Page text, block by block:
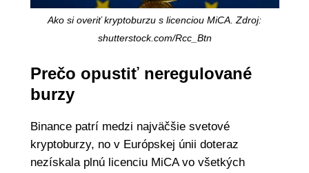
Ako si overiť kryptoburzu s licenciou MiCA. Zdroj:
shutterstock.com/Rcc_Btn
Prečo opustiť neregulované
burzy
Binance patrí medzi najväčšie svetové
kryptoburzy, no v Európskej únii doteraz
nezískala plnú licenciu MiCA vo všetkých